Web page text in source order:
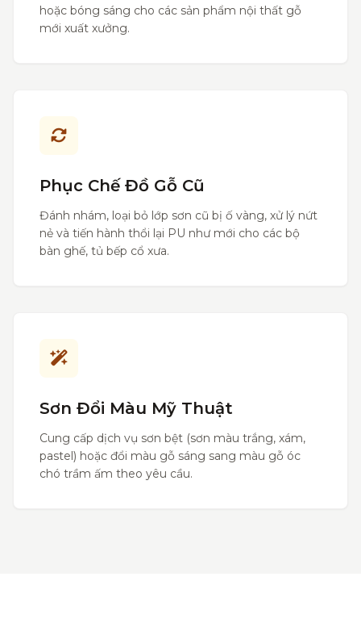
hoặc bóng sáng cho các sản phẩm nội thất gỗ
mới xuất xưởng.
Phục Chế Đồ Gỗ Cũ
Đánh nhám, loại bỏ lớp sơn cũ bị ố vàng, xử lý nứt
nẻ và tiến hành thổi lại PU như mới cho các bộ
bàn ghế, tủ bếp cổ xưa.
Sơn Đổi Màu Mỹ Thuật
Cung cấp dịch vụ sơn bệt (sơn màu trắng, xám,
pastel) hoặc đổi màu gỗ sáng sang màu gỗ óc
chó trầm ấm theo yêu cầu.